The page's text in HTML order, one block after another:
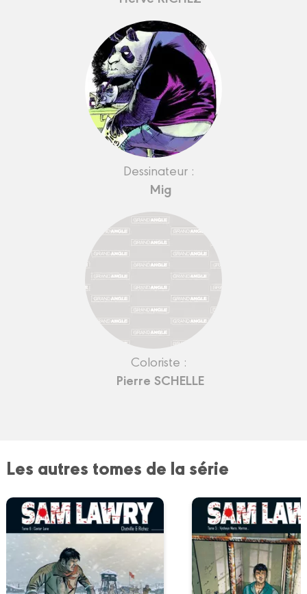
Dessinateur :
Mig
Coloriste :
Pierre SCHELLE
Les autres tomes de la série